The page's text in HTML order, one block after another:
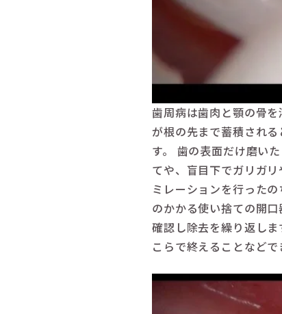
歯周病は歯肉と顎の骨
が根の先まで蓄積され
す。 歯の表面だけ磨い
てや、盲目下でガリガ
ミレーションを行った
のかかる使い捨ての開
確認し除去を繰り返し
こらで終えることなどで